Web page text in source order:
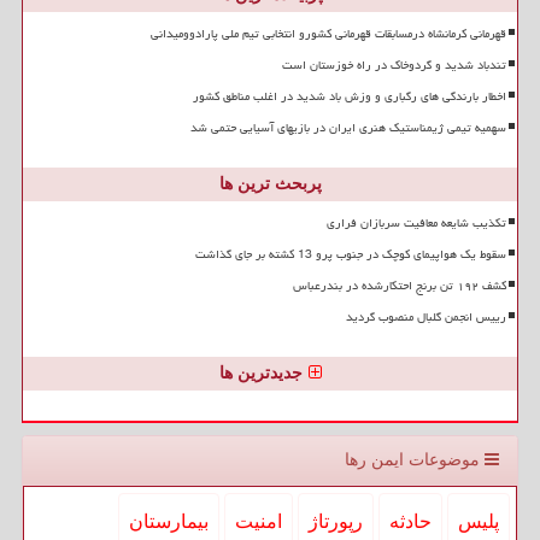
قهرمانی کرمانشاه درمسابقات قهرمانی کشورو انتخابی تیم ملی پارادوومیدانی
تندباد شدید و گردوخاک در راه خوزستان است
اخطار بارندگی های رگباری و وزش باد شدید در اغلب مناطق کشور
سهمیه تیمی ژیمناستیک هنری ایران در بازیهای آسیایی حتمی شد
پربحث ترین ها
تکذیب شایعه معافیت سربازان فراری
سقوط یک هواپیمای کوچک در جنوب پرو 13 کشته بر جای گذاشت
کشف ۱۹۲ تن برنج احتکارشده در بندرعباس
رییس انجمن گلبال منصوب گردید
جدیدترین ها
موضوعات ایمن رها
پلیس حادثه رپورتاژ امنیت بیمارستان